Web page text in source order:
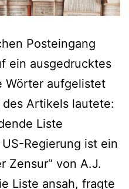
Posteingang
ein ausgedrucktes
Wörter aufgelistet
Artikels lautete:
Liste
Regierung ist ein
Zensur“ von A.J.
Liste ansah, fragte